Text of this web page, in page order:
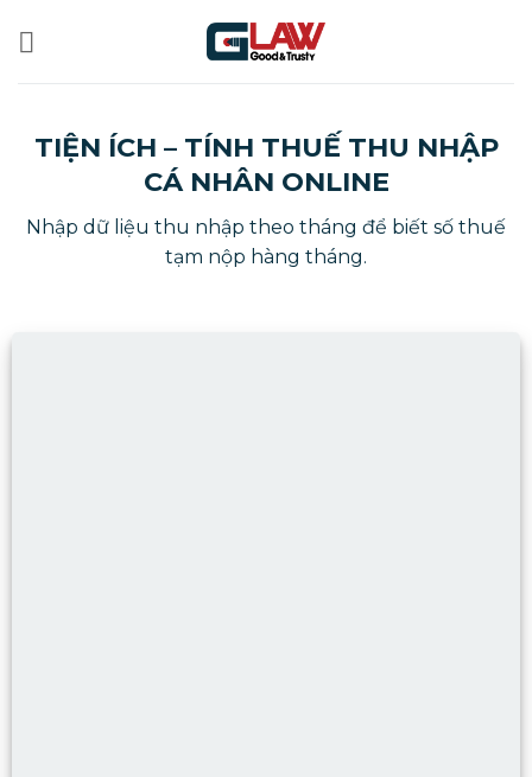
TIỆN ÍCH – TÍNH THUẾ THU NHẬP
CÁ NHÂN ONLINE
Nhập dữ liệu thu nhập theo tháng để biết số thuế
tạm nộp hàng tháng.